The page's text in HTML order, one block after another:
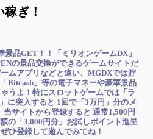
ぎ！
景品GET！！「ミリオンゲームDX」
の景品交換ができるゲームサイトだ
ムアプリなどと違い、MGDXでは貯
Bitcash」等の電子マネーや豪華景品
うよ！特にスロットゲームでは「ラ
に突入すると 1回で「3万円」分のメ
当サイトから登録すると 通常1,500円
の「3,000円分」お試しポイント進呈
ひ登録して遊んでみてね！